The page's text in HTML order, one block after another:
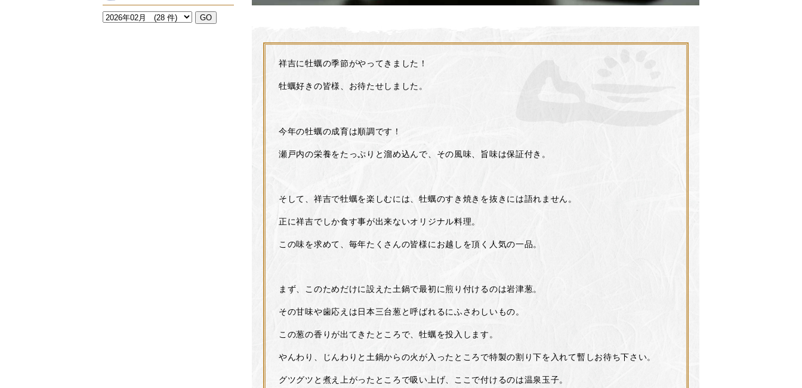
祥吉に牡蠣の季節がやってきました！
牡蠣好きの皆様、お待たせしました。
今年の牡蠣の成育は順調です！
瀬戸内の栄養をたっぷりと溜め込んで、その風味、旨味は保証付き。
そして、祥吉で牡蠣を楽しむには、牡蠣のすき焼きを抜きには語れません。
正に祥吉でしか食す事が出来ないオリジナル料理。
この味を求めて、毎年たくさんの皆様にお越しを頂く人気の一品。
まず、このためだけに設えた土鍋で最初に煎り付けるのは岩津葱。
その甘味や歯応えは日本三台葱と呼ばれるにふさわしいもの。
この葱の香りが出てきたところで、牡蠣を投入します。
やんわり、じんわりと土鍋からの火が入ったところで特製の割り下を入れて暫しお待ち下さい。
グツグツと煮え上がったところで吸い上げ、ここで付けるのは温泉玉子。